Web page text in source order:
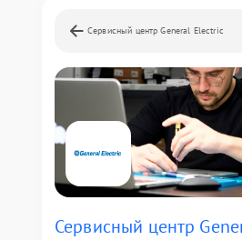
Сервисный центр General Electric
Сервисный центр